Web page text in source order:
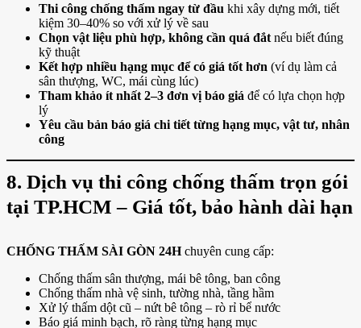
Thi công chống thấm ngay từ đầu khi xây dựng mới, tiết
kiệm 30–40% so với xử lý về sau
Chọn vật liệu phù hợp, không cần quá đắt nếu biết đúng
kỹ thuật
Kết hợp nhiều hạng mục để có giá tốt hơn (ví dụ làm cả
sân thượng, WC, mái cùng lúc)
Tham khảo ít nhất 2–3 đơn vị báo giá để có lựa chọn hợp
lý
Yêu cầu bản báo giá chi tiết từng hạng mục, vật tư, nhân
công
8. Dịch vụ thi công chống thấm trọn gói
tại TP.HCM – Giá tốt, bảo hành dài hạn
CHỐNG THẤM SÀI GÒN 24Hchuyên cung cấp:
Chống thấm sân thượng, mái bê tông, ban công
Chống thấm nhà vệ sinh, tường nhà, tầng hầm
Xử lý thấm dột cũ – nứt bê tông – rò rỉ bể nước
Báo giá minh bạch, rõ ràng từng hạng mục